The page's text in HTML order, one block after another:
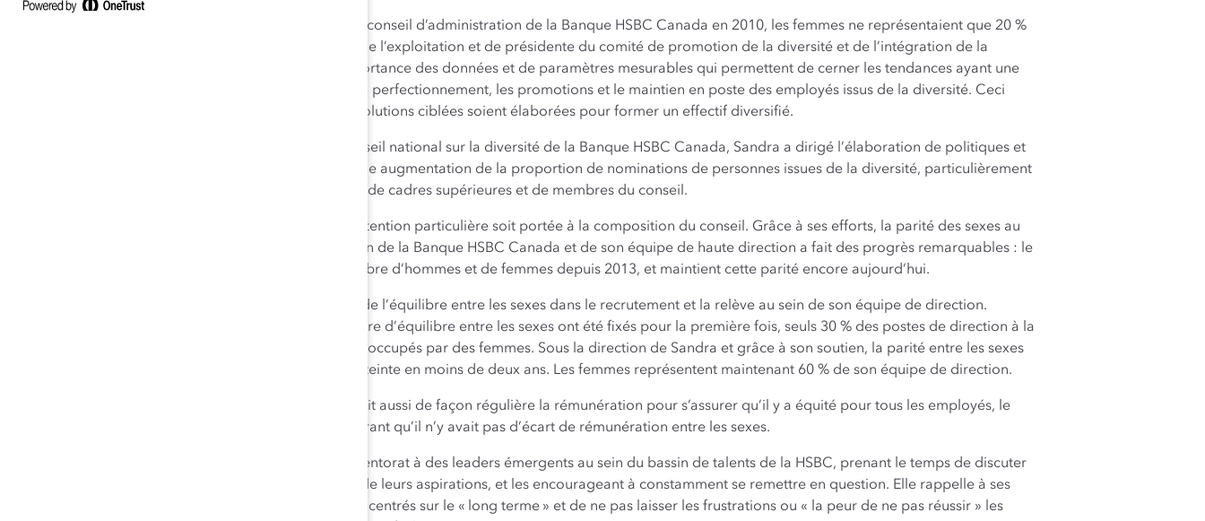
Lorsque Sandra s’est jointe au conseil d’administration de la Banque HSBC Canada en 2010, les femmes ne représentaient que 20 %
des membres. À titre de chef de l’exploitation et de présidente du comité de promotion de la diversité et de l’intégration de la
banque, elle a fait valoir l’importance des données et de paramètres mesurables qui permettent de cerner les tendances ayant une
influence sur le recrutement, le perfectionnement, les promotions et le maintien en poste des employés issus de la diversité. Ceci
permet de s’assurer que des solutions ciblées soient élaborées pour former un effectif diversifié.
En tant que présidente du conseil national sur la diversité de la Banque HSBC Canada, Sandra a dirigé l’élaboration de politiques et
d’initiatives qui ont entraîné une augmentation de la proportion de nominations de personnes issues de la diversité, particulièrement
chez les femmes, à des postes de cadres supérieures et de membres du conseil.
Sandra s’est assurée qu’une attention particulière soit portée à la composition du conseil. Grâce à ses efforts, la parité des sexes au
sein du conseil d’administration de la Banque HSBC Canada et de son équipe de haute direction a fait des progrès remarquables : le
conseil compte un même nombre d’hommes et de femmes depuis 2013, et maintient cette parité encore aujourd’hui.
Sandra se fait la championne de l’équilibre entre les sexes dans le recrutement et la relève au sein de son équipe de direction.
Lorsque des objectifs en matière d’équilibre entre les sexes ont été fixés pour la première fois, seuls 30 % des postes de direction à la
Banque HSBC Canada étaient occupés par des femmes. Sous la direction de Sandra et grâce à son soutien, la parité entre les sexes
au sein de la direction a été atteinte en moins de deux ans. Les femmes représentent maintenant 60 % de son équipe de direction.
La Banque HSBC Canada revoit aussi de façon régulière la rémunération pour s’assurer qu’il y a équité pour tous les employés, le
rapport le plus récent démontrant qu’il n’y avait pas d’écart de rémunération entre les sexes.
Sandra parraine et offre du mentorat à des leaders émergents au sein du bassin de talents de la HSBC, prenant le temps de discuter
avec eux de leurs objectifs et de leurs aspirations, et les encourageant à constamment se remettre en question. Elle rappelle à ses
collègues juniors de rester concentrés sur le « long terme » et de ne pas laisser les frustrations ou « la peur de ne pas réussir » les